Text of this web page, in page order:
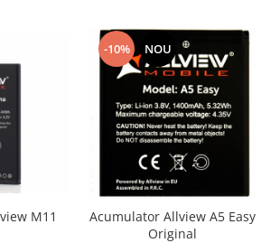
M11
-10% NOU
Acumulator Allview A5 Easy
Original